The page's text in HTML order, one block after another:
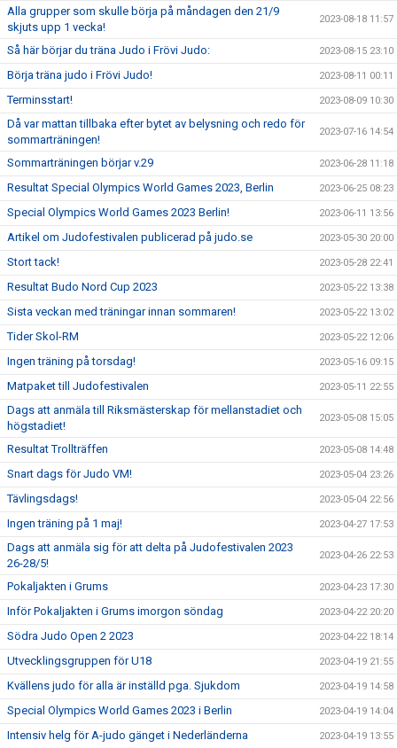
Alla grupper som skulle börja på måndagen den 21/9
skjuts upp 1 vecka!
2023-08-18 11:57
Så här börjar du träna Judo i Frövi Judo: 2023-08-15 23:10
Börja träna judo i Frövi Judo! 2023-08-11 00:11
Terminsstart! 2023-08-09 10:30
Då var mattan tillbaka efter bytet av belysning och redo för
sommarträningen!
2023-07-16 14:54
Sommarträningen börjar v.29 2023-06-28 11:18
Resultat Special Olympics World Games 2023, Berlin 2023-06-25 08:23
Special Olympics World Games 2023 Berlin! 2023-06-11 13:56
Artikel om Judofestivalen publicerad på judo.se 2023-05-30 20:00
Stort tack! 2023-05-28 22:41
Resultat Budo Nord Cup 2023 2023-05-22 13:38
Sista veckan med träningar innan sommaren! 2023-05-22 13:02
Tider Skol-RM 2023-05-22 12:06
Ingen träning på torsdag! 2023-05-16 09:15
Matpaket till Judofestivalen 2023-05-11 22:55
Dags att anmäla till Riksmästerskap för mellanstadiet och
högstadiet!
2023-05-08 15:05
Resultat Trollträffen 2023-05-08 14:48
Snart dags för Judo VM! 2023-05-04 23:26
Tävlingsdags! 2023-05-04 22:56
Ingen träning på 1 maj! 2023-04-27 17:53
Dags att anmäla sig för att delta på Judofestivalen 2023
26-28/5!
2023-04-26 22:53
Pokaljakten i Grums 2023-04-23 17:30
Inför Pokaljakten i Grums imorgon söndag 2023-04-22 20:20
Södra Judo Open 2 2023 2023-04-22 18:14
Utvecklingsgruppen för U18 2023-04-19 21:55
Kvällens judo för alla är inställd pga. Sjukdom 2023-04-19 14:58
Special Olympics World Games 2023 i Berlin 2023-04-19 14:04
Intensiv helg för A-judo gänget i Nederländerna 2023-04-19 13:55